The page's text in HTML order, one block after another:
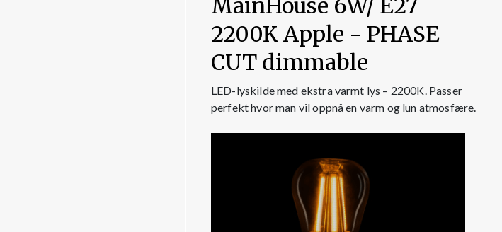
2200K Apple - PHASE
CUT dimmable
LED-lyskilde med ekstra varmt lys – 2200K. Passer
perfekt hvor man vil oppnå en varm og lun atmosfære.